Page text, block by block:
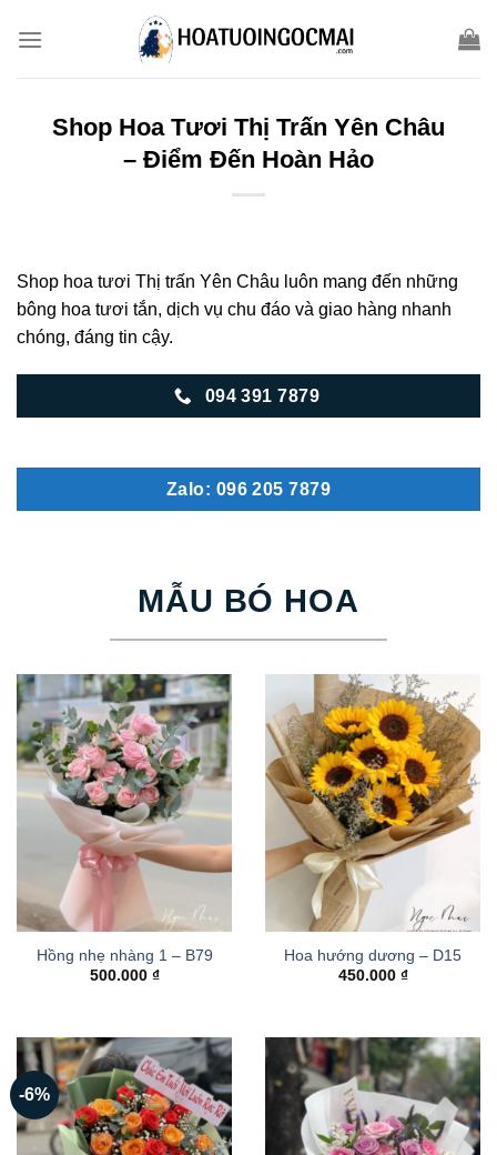
Shop Hoa Tươi Thị Trấn Yên Châu
– Điểm Đến Hoàn Hảo
Shop hoa tươi Thị trấn Yên Châu luôn mang đến những
bông hoa tươi tắn, dịch vụ chu đáo và giao hàng nhanh
chóng, đáng tin cậy.
094 391 7879
Zalo: 096 205 7879
MẪU BÓ HOA
Hồng nhẹ nhàng 1 – B79
500.000 ₫
Hoa hướng dương – D15
450.000 ₫
-6%